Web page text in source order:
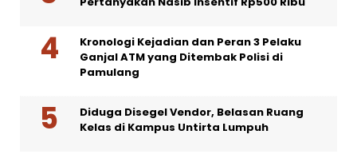
Kronologi Kejadian dan Peran 3 Pelaku
Ganjal ATM yang Ditembak Polisi di
Pamulang
Diduga Disegel Vendor, Belasan Ruang
Kelas di Kampus Untirta Lumpuh